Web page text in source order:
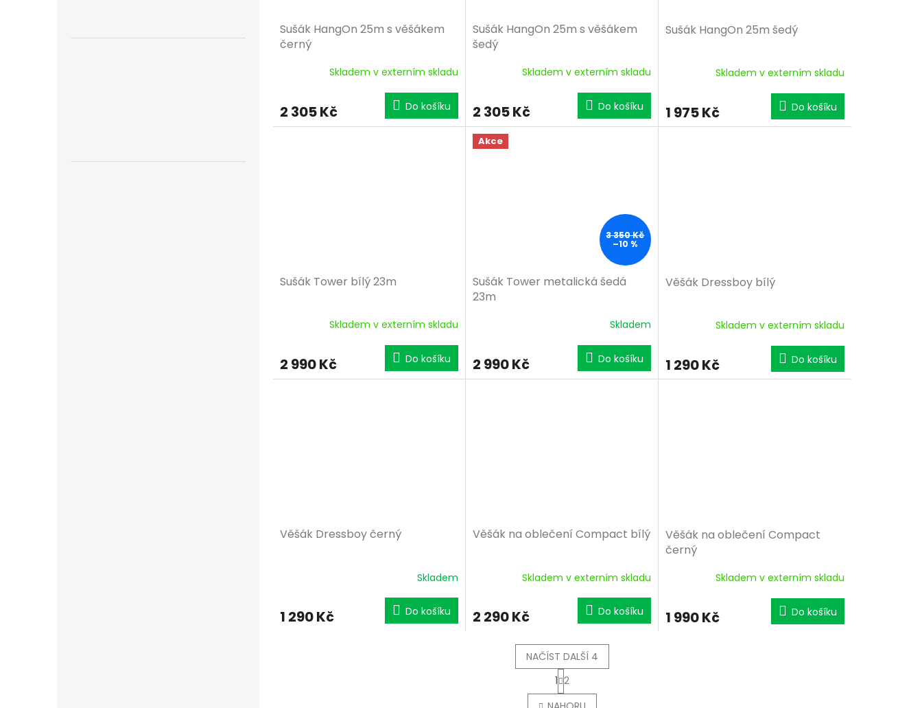
Sušák HangOn 25m s věšákem
černý
Skladem v externím skladu
2 305 Kč Do košíku
Sušák HangOn 25m s věšákem
šedý
Skladem v externím skladu
2 305 Kč Do košíku
Sušák HangOn 25m šedý
Skladem v externím skladu
1 975 Kč Do košíku
Sušák Tower bílý 23m
Skladem v externím skladu
2 990 Kč Do košíku
Akce
3 350 Kč
–10 %
Sušák Tower metalická šedá
23m
Skladem
2 990 Kč Do košíku
Věšák Dressboy bílý
Skladem v externím skladu
1 290 Kč Do košíku
Věšák Dressboy černý
Skladem
1 290 Kč Do košíku
Věšák na oblečení Compact bílý
Skladem v externím skladu
2 290 Kč Do košíku
Věšák na oblečení Compact
černý
Skladem v externím skladu
1 990 Kč Do košíku
O
v
NAČÍST DALŠÍ 4
S
t
r
1 2